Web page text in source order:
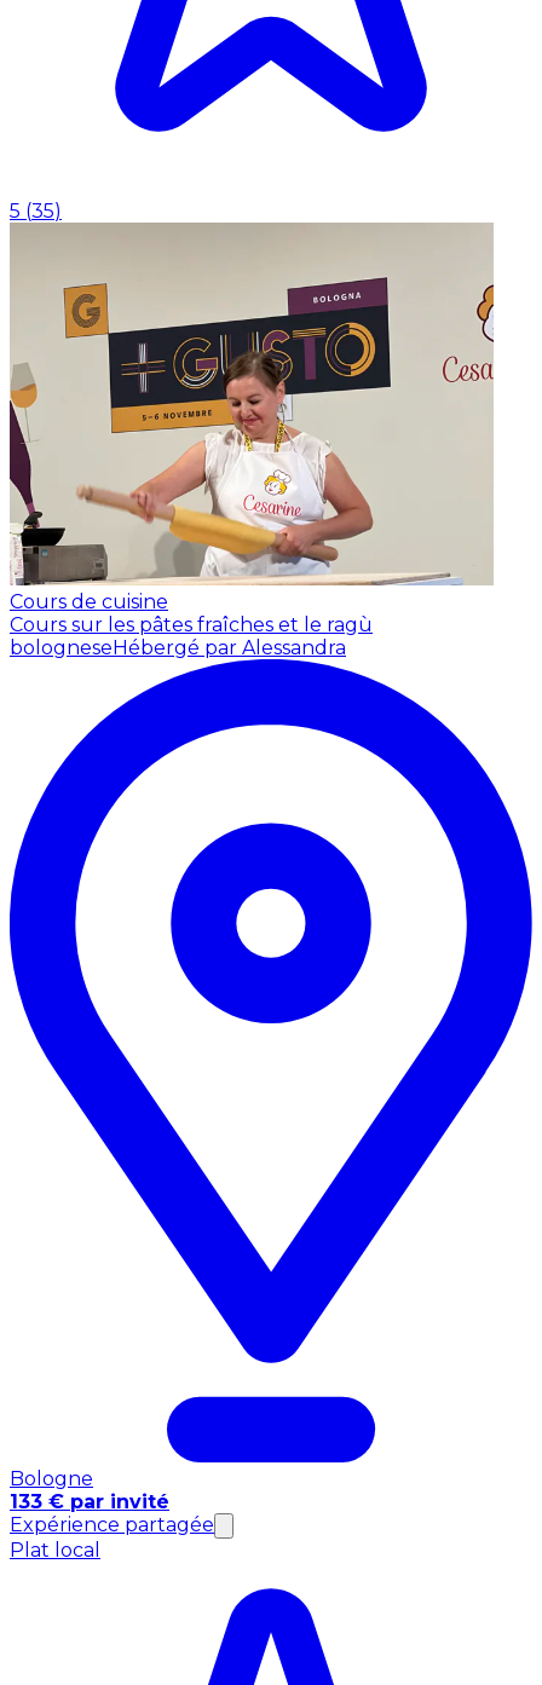
5 (35)
Cours de cuisine
Cours sur les pâtes fraîches et le ragù
bologneseHébergé par Alessandra
Bologne
133 € par invité
Expérience partagée
Plat local